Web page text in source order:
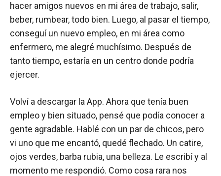
hacer amigos nuevos en mi área de trabajo, salir,
beber, rumbear, todo bien. Luego, al pasar el tiempo,
conseguí un nuevo empleo, en mi área como
enfermero, me alegré muchísimo. Después de
tanto tiempo, estaría en un centro donde podría
ejercer.
Volví a descargar la App. Ahora que tenía buen
empleo y bien situado, pensé que podía conocer a
gente agradable. Hablé con un par de chicos, pero
vi uno que me encantó, quedé flechado. Un catire,
ojos verdes, barba rubia, una belleza. Le escribí y al
momento me respondió. Como cosa rara nos